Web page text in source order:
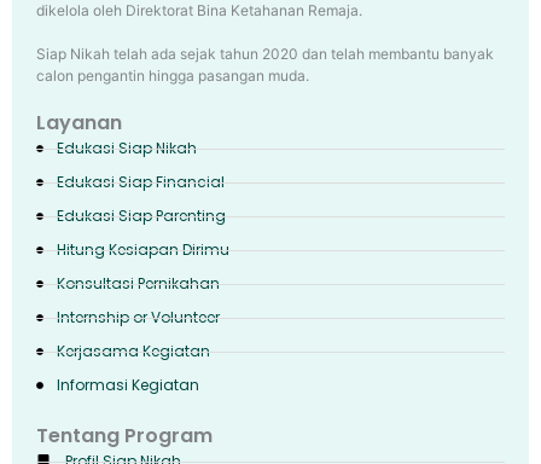
dikelola oleh Direktorat Bina Ketahanan Remaja.
Siap Nikah telah ada sejak tahun 2020 dan telah membantu banyak
calon pengantin hingga pasangan muda.
Layanan
Edukasi Siap Nikah
Edukasi Siap Financial
Edukasi Siap Parenting
Hitung Kesiapan Dirimu
Konsultasi Pernikahan
Internship or Volunteer
Kerjasama Kegiatan
Informasi Kegiatan
Tentang Program